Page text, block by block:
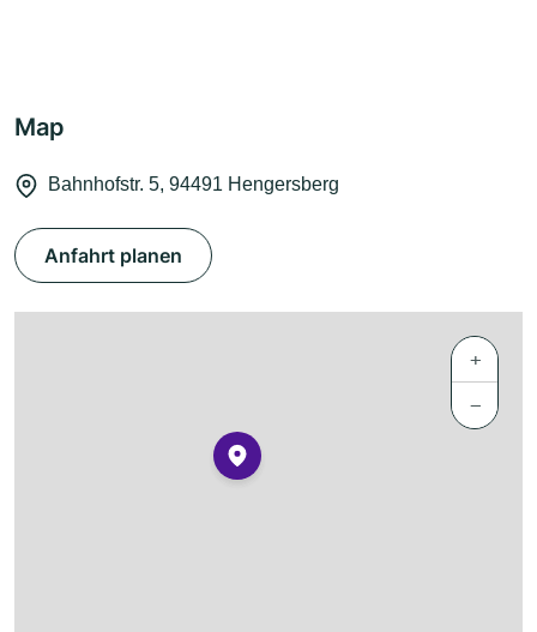
Map
Bahnhofstr. 5, 94491 Hengersberg
Anfahrt planen
+
−